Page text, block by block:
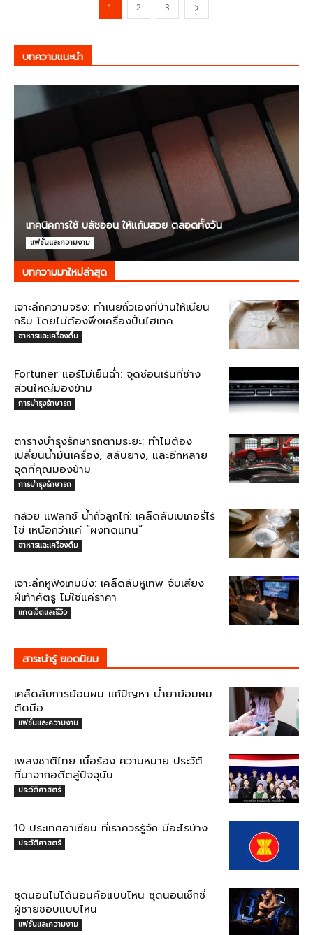
1 2 3
บทความแนะนำ
เทคนิคการใช้ บลัชออน ให้แก้มสวย ตลอดทั้งวัน
แฟชั่นและความงาม
บทความมาใหม่ล่าสุด
เจาะลึกความจริง: ทำเนยถั่วเองที่บ้านให้เนียน
กริบ โดยไม่ต้องพึ่งเครื่องปั่นไฮเทค
อาหารและเครื่องดื่ม
Fortuner แอร์ไม่เย็นฉ่ำ: จุดซ่อนเร้นที่ช่าง
ส่วนใหญ่มองข้าม
การบำรุงรักษารถ
ตารางบำรุงรักษารถตามระยะ: ทำไมต้อง
เปลี่ยนน้ำมันเครื่อง, สลับยาง, และอีกหลาย
จุดที่คุณมองข้าม
การบำรุงรักษารถ
กล้วย แฟลกซ์ น้ำถั่วลูกไก่: เคล็ดลับเบเกอรี่ไร้
ไข่ เหนือกว่าแค่ “ผงทดแทน”
อาหารและเครื่องดื่ม
เจาะลึกหูฟังเกมมิ่ง: เคล็ดลับหูเทพ จับเสียง
ฝีเท้าศัตรู ไม่ใช่แค่ราคา
แกดเจ็ตและรีวิว
สาระน่ารู้ ยอดนิยม
เคล็ดลับการย้อมผม แก้ปัญหา น้ำยาย้อมผม
ติดมือ
แฟชั่นและความงาม
เพลงชาติไทย เนื้อร้อง ความหมาย ประวัติ
ที่มาจากอดีตสู่ปัจจุบัน
ประวัติศาสตร์
10 ประเทศอาเซียน ที่เราควรรู้จัก มีอะไรบ้าง
ประวัติศาสตร์
ชุดนอนไม่ได้นอนคือแบบไหน ชุดนอนเซ็กซี่
ผู้ชายชอบแบบไหน
แฟชั่นและความงาม